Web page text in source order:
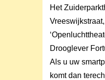
Het
Drooglever
Als u uw
komt dan